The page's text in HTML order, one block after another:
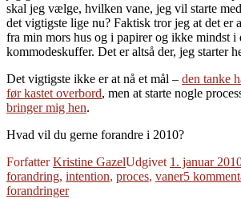
skal jeg vælge, hvilken vane, jeg vil starte
det vigtigste lige nu? Faktisk tror jeg at det er
fra min mors hus og i papirer og ikke mindst i
kommodeskuffer. Det er altså der, jeg starter
Det vigtigste ikke er at nå et mål – den tanke
før kastet overbord, men at starte nogle
bringer mig hen.
Hvad vil du gerne forandre i 2010?
ForfatterKristine GazelUdgivet 1. januar
forandring, intention, proces, vaner5
forandringer